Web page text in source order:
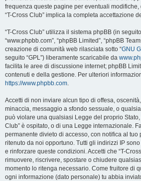
frequenza queste pagine per eventuali modifiche,
“T-Cross Club” implica la completa accettazione
“T-Cross Club” utilizza il sistema phpBB (in
“www.phpbb.com”, “phpBB Limited”, “phpBB
creazione di comunità web rilasciata sotto “GNU
seguito “GPL”) liberamente scaricabile da
facilita le aree di discussione internet; phpBB
contenuti e della gestione. Per ulteriori
https://www.phpbb.com.
Accetti di non inviare alcun tipo di offesa,
minaccia, messaggio a sfondo sessuale, o
può violare una qualsiasi Legge del proprio Stato,
Club” è ospitato, o di una Legge internazionale.
permanente divieto di accesso, con notifica al tuo
ritenuto da noi opportuno. Tutti gli indirizzi IP
e rinforzare queste condizioni. Accetti che “T-
rimuovere, riscrivere, spostare o chiudere
momento lo ritenga necessario. Come fruitore di
ogni informazione (dato personale) tu abbia